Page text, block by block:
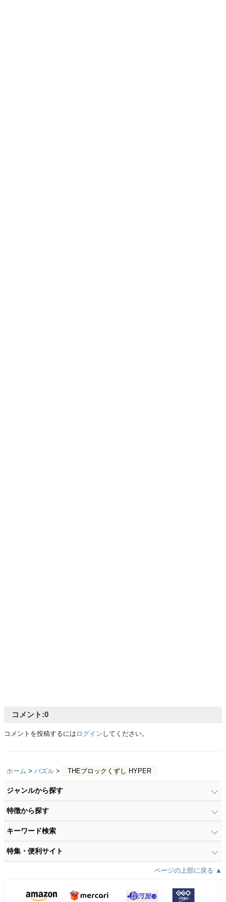
コメント:0
コメントを投稿するには ログイン してください。
ホーム > パズル > THEブロックくずし HYPER
ジャンルから探す
特徴から探す
キーワード検索
特集・便利サイト
ページの上部に戻る ▲